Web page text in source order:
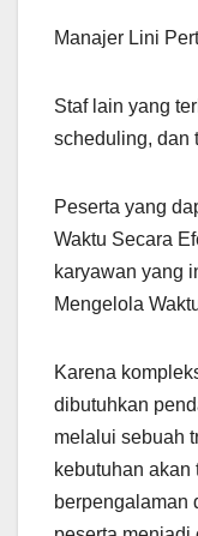
Manajer Lini
Staf lain yang
scheduling, dan
Peserta yang
Waktu Secara
karyawan yang
Mengelola
Karena
dibutuhkan
melalui sebuah
kebutuhan akan
berpengalaman